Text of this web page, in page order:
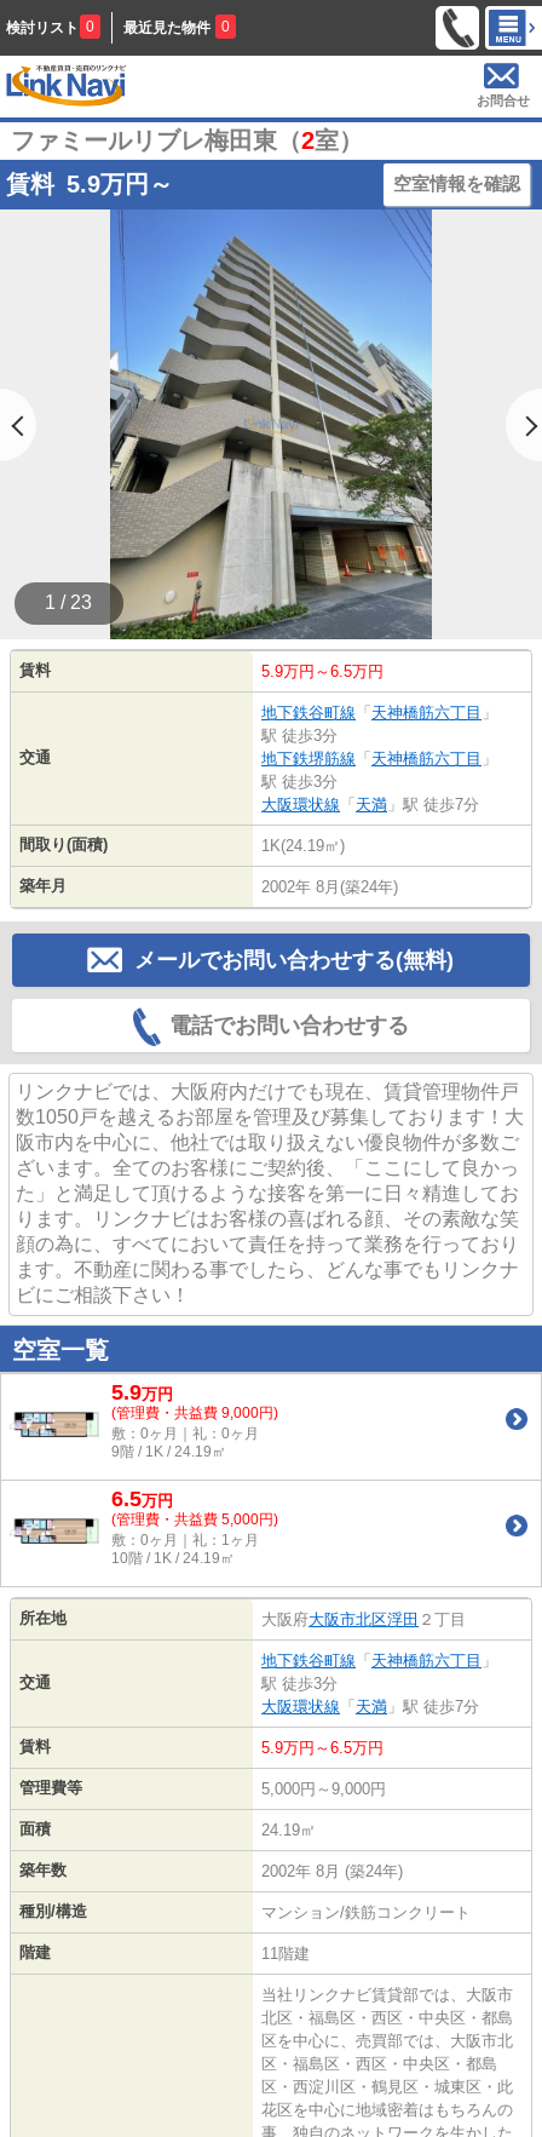
検討リスト 0 最近見た物件 0
お問合せ
ファミールリブレ梅田東（2室）
賃料 5.9万円～ 空室情報を確認
1 / 23
賃料 5.9万円～6.5万円
交通
地下鉄谷町線 「 天神橋筋六丁目 」
駅 徒歩3分
地下鉄堺筋線 「 天神橋筋六丁目 」
駅 徒歩3分
大阪環状線 「 天満 」駅 徒歩7分
間取り(面積) 1K(24.19㎡)
築年月 2002年 8月(築24年)
メールでお問い合わせする(無料)
電話でお問い合わせする
リンクナビでは、大阪府内だけでも現在、賃貸管理物件戸
数1050戸を越えるお部屋を管理及び募集しております！大
阪市内を中心に、他社では取り扱えない優良物件が多数ご
ざいます。全てのお客様にご契約後、「ここにして良かっ
た」と満足して頂けるような接客を第一に日々精進してお
ります。リンクナビはお客様の喜ばれる顔、その素敵な笑
顔の為に、すべてにおいて責任を持って業務を行っており
ます。不動産に関わる事でしたら、どんな事でもリンクナ
ビにご相談下さい！
空室一覧
5.9万円
(管理費・共益費 9,000円)
敷：0ヶ月｜礼：0ヶ月
9階 / 1K / 24.19㎡
6.5万円
(管理費・共益費 5,000円)
敷：0ヶ月｜礼：1ヶ月
10階 / 1K / 24.19㎡
所在地 大阪府大阪市北区浮田 ２丁目
交通
地下鉄谷町線 「 天神橋筋六丁目 」
駅 徒歩3分
大阪環状線 「 天満 」駅 徒歩7分
賃料 5.9万円～6.5万円
管理費等 5,000円～9,000円
面積 24.19㎡
築年数 2002年 8月 (築24年)
種別/構造 マンション/鉄筋コンクリート
階建 11階建
当社リンクナビ賃貸部では、大阪市
北区・福島区・西区・中央区・都島
区を中心に、売買部では、大阪市北
区・福島区・西区・中央区・都島
区・西淀川区・鶴見区・城東区・此
花区を中心に地域密着はもちろんの
事、独自のネットワークを生かした